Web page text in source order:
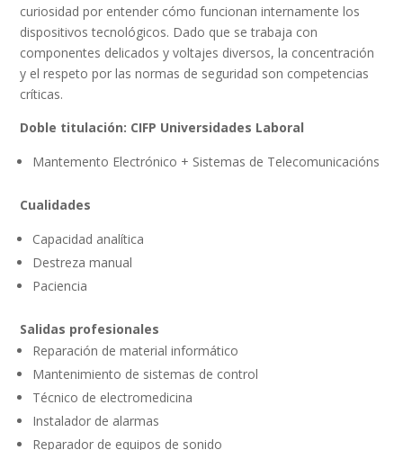
curiosidad por entender cómo funcionan internamente los
dispositivos tecnológicos. Dado que se trabaja con
componentes delicados y voltajes diversos, la concentración
y el respeto por las normas de seguridad son competencias
críticas.
Doble titulación: CIFP Universidades Laboral
Mantemento Electrónico + Sistemas de Telecomunicacións
Cualidades
Capacidad analítica
Destreza manual
Paciencia
Salidas profesionales
Reparación de material informático
Mantenimiento de sistemas de control
Técnico de electromedicina
Instalador de alarmas
Reparador de equipos de sonido